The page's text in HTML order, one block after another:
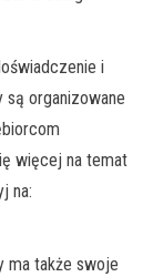
i
są organizowane
więcej na temat
na:
ma także swoje